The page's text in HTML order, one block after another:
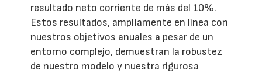
resultado neto corriente de más del 10%.
Estos resultados, ampliamente en línea con
nuestros objetivos anuales a pesar de un
entorno complejo, demuestran la robustez
de nuestro modelo y nuestra rigurosa